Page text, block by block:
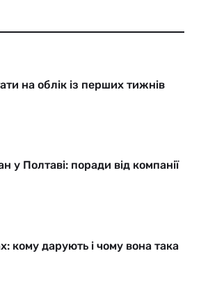
на облік із перших тижнів
у Полтаві: поради від компанії
кому дарують і чому вона така